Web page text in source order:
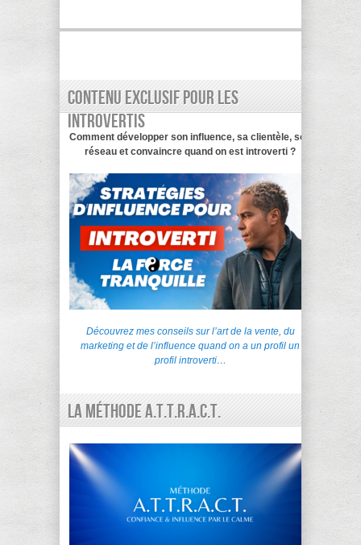
Contenu exclusif pour les
introvertis
Comment développer son influence, sa clientèle, son
réseau et convaincre quand on est introverti ?
Découvrez mes conseils sur l’art de la vente, du
marketing et de l’influence quand on a un profil un
profil introverti…
La Méthode A.T.T.R.A.C.T.